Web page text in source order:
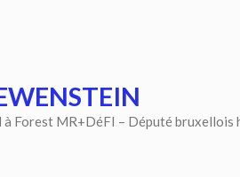
à Forest MR+DéFI – Député bruxellois